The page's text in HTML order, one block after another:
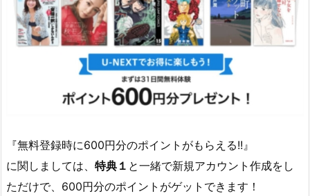
『無料登録時に600円分のポイントがもらえる!!』
に関しましては、 特典１ と一緒で新規アカウント作成をし
ただけで、600円分のポイントがゲットできます！